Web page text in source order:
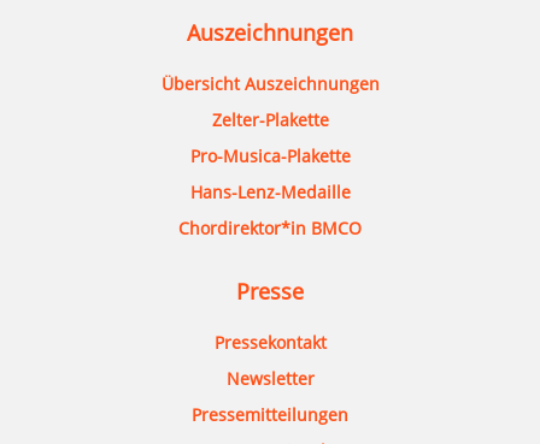
Auszeichnungen
Übersicht Auszeichnungen
Zelter-Plakette
Pro-Musica-Plakette
Hans-Lenz-Medaille
Chordirektor*in BMCO
Presse
Pressekontakt
Newsletter
Pressemitteilungen